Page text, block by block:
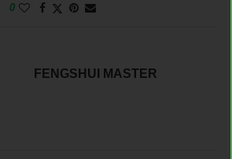
0
FENGSHUI MASTER